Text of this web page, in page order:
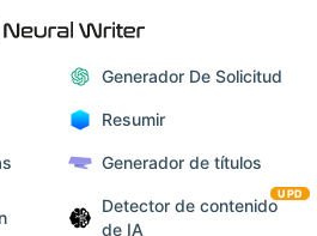
Generador De Solicitud
Resumir
Generador de títulos
Detector de contenido
de IA
UPD